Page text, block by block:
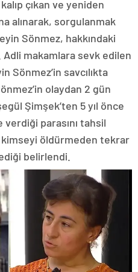
çıkan ve yeniden
alınarak, sorgulanmak
Sönmez, hakkındaki
makamlara sevk edilen
Sönmez’in savcılıkta
olaydan 2 gün
Şimşek’ten 5 yıl önce
verdiği parasını tahsil
öldürmeden tekrar
belirlendi.